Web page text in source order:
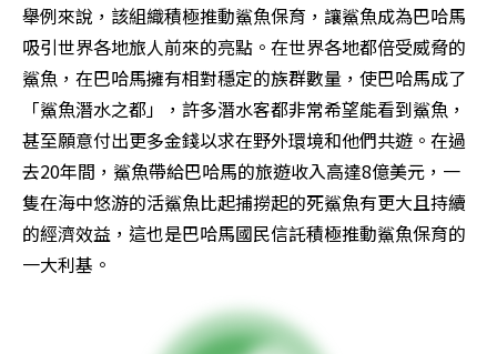
舉例來說，該組織積極推動鯊魚保育，讓鯊魚成為巴哈馬
吸引世界各地旅人前來的亮點。在世界各地都倍受威脅的
鯊魚，在巴哈馬擁有相對穩定的族群數量，使巴哈馬成了
「鯊魚潛水之都」，許多潛水客都非常希望能看到鯊魚，
甚至願意付出更多金錢以求在野外環境和他們共遊。在過
去20年間，鯊魚帶給巴哈馬的旅遊收入高達8億美元，一
隻在海中悠游的活鯊魚比起捕撈起的死鯊魚有更大且持續
的經濟效益，這也是巴哈馬國民信託積極推動鯊魚保育的
一大利基。